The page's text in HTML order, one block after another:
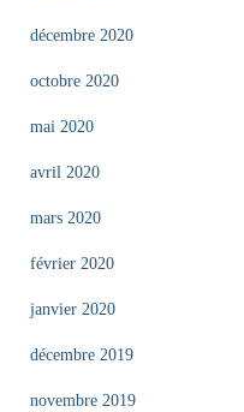
décembre 2020
octobre 2020
mai 2020
avril 2020
mars 2020
février 2020
janvier 2020
décembre 2019
novembre 2019